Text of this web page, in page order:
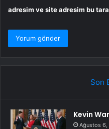
adresim ve site adresim bu
Son
Kevin
Ağustos 6,